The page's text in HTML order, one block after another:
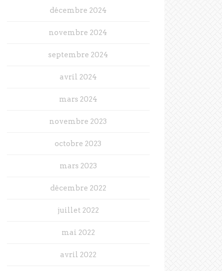
décembre 2024
novembre 2024
septembre 2024
avril 2024
mars 2024
novembre 2023
octobre 2023
mars 2023
décembre 2022
juillet 2022
mai 2022
avril 2022